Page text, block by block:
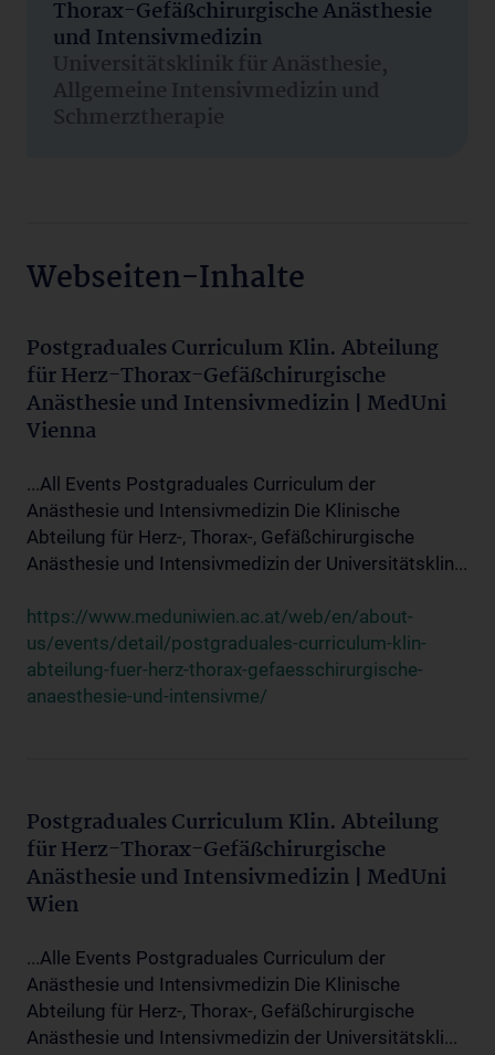
Thorax-Gefäßchirurgische Anästhesie
und Intensivmedizin
Universitätsklinik für Anästhesie,
Allgemeine Intensivmedizin und
Schmerztherapie
Webseiten-Inhalte
Postgraduales Curriculum Klin. Abteilung
für Herz-Thorax-Gefäßchirurgische
Anästhesie und Intensivmedizin | MedUni
Vienna
...All Events Postgraduales Curriculum der
Anästhesie und Intensivmedizin Die Klinische
Abteilung für Herz-, Thorax-, Gefäßchirurgische
Anästhesie und Intensivmedizin der Universitätsklin...
https://www.meduniwien.ac.at/web/en/about-
us/events/detail/postgraduales-curriculum-klin-
abteilung-fuer-herz-thorax-gefaesschirurgische-
anaesthesie-und-intensivme/
Postgraduales Curriculum Klin. Abteilung
für Herz-Thorax-Gefäßchirurgische
Anästhesie und Intensivmedizin | MedUni
Wien
...Alle Events Postgraduales Curriculum der
Anästhesie und Intensivmedizin Die Klinische
Abteilung für Herz-, Thorax-, Gefäßchirurgische
Anästhesie und Intensivmedizin der Universitätskli...